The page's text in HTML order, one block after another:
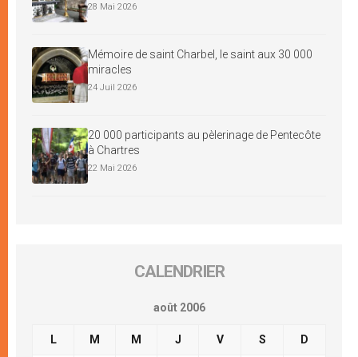
28 Mai 2026
Mémoire de saint Charbel, le saint aux 30 000
miracles
24 Juil 2026
20 000 participants au pèlerinage de Pentecôte
à Chartres
22 Mai 2026
CALENDRIER
août 2006
L M M J V S D